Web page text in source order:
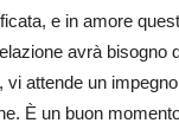
e in amore
avrà bisogno
attende un
È un buon